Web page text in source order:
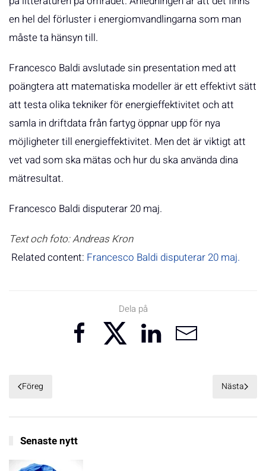
en hel del förluster i energiomvandlingarna som man
måste ta hänsyn till.
Francesco Baldi avslutade sin presentation med att
poängtera att matematiska modeller är ett effektivt sätt
att testa olika tekniker för energieffektivitet och att
samla in driftdata från fartyg öppnar upp för nya
möjligheter till energieffektivitet. Men det är viktigt att
vet vad som ska mätas och hur du ska använda dina
mätresultat.
Francesco Baldi disputerar 20 maj.
Text och foto: Andreas Kron
Related content: Francesco Baldi disputerar 20 maj.
Dela på
Föreg Nästa
Senaste nytt